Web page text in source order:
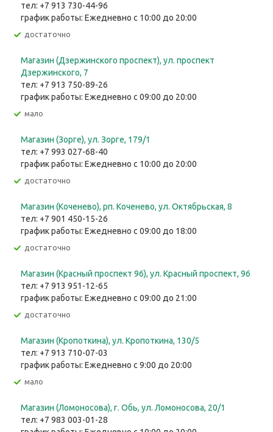
тел: +7 913 730-44-96
график работы: Ежедневно с 10:00 до 20:00
Достаточно
Магазин (Дзержинского проспект), ул. проспект
Дзержинского, 7
тел: +7 913 750-89-26
график работы: Ежедневно с 09:00 до 20:00
Мало
Магазин (Зорге), ул. Зорге, 179/1
тел: +7 993 027-68-40
график работы: Ежедневно с 10:00 до 20:00
Достаточно
Магазин (Коченево), рп. Коченево, ул. Октябрьская, 8
тел: +7 901 450-15-26
график работы: Ежедневно с 09:00 до 18:00
Достаточно
Магазин (Красный проспект 96), ул. Красный проспект, 96
тел: +7 913 951-12-65
график работы: Ежедневно с 09:00 до 21:00
Достаточно
Магазин (Кропоткина), ул. ​Кропоткина, 130/5
тел: +7 913 710-07-03
график работы: Ежедневно с 9:00 до 20:00
Мало
Магазин (Ломоносова), г. Обь, ул. ​Ломоносова, 20/1
тел: +7 983 003-01-28